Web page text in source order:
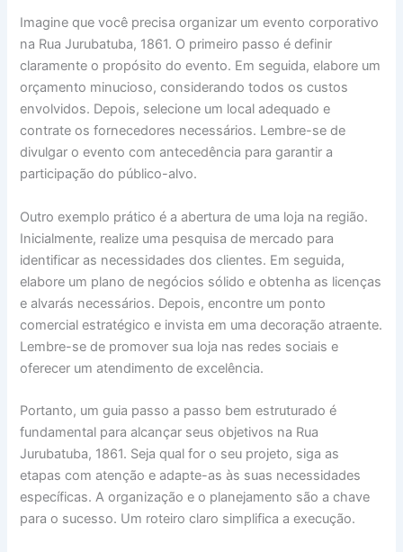
Imagine que você precisa organizar um evento corporativo
na Rua Jurubatuba, 1861. O primeiro passo é definir
claramente o propósito do evento. Em seguida, elabore um
orçamento minucioso, considerando todos os custos
envolvidos. Depois, selecione um local adequado e
contrate os fornecedores necessários. Lembre-se de
divulgar o evento com antecedência para garantir a
participação do público-alvo.
Outro exemplo prático é a abertura de uma loja na região.
Inicialmente, realize uma pesquisa de mercado para
identificar as necessidades dos clientes. Em seguida,
elabore um plano de negócios sólido e obtenha as licenças
e alvarás necessários. Depois, encontre um ponto
comercial estratégico e invista em uma decoração atraente.
Lembre-se de promover sua loja nas redes sociais e
oferecer um atendimento de excelência.
Portanto, um guia passo a passo bem estruturado é
fundamental para alcançar seus objetivos na Rua
Jurubatuba, 1861. Seja qual for o seu projeto, siga as
etapas com atenção e adapte-as às suas necessidades
específicas. A organização e o planejamento são a chave
para o sucesso. Um roteiro claro simplifica a execução.